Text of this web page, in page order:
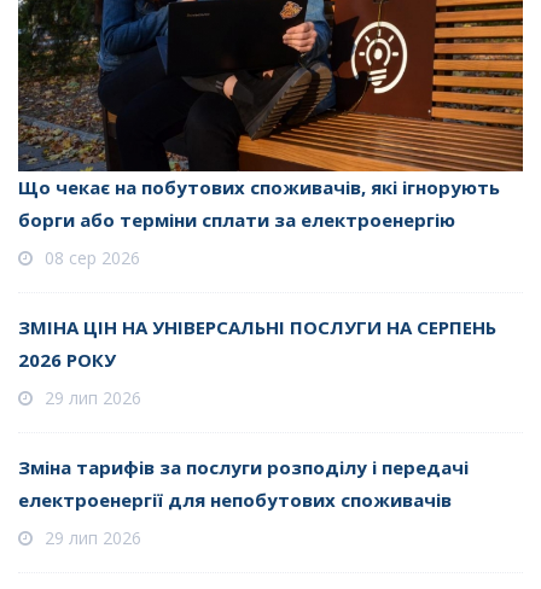
Що чекає на побутових споживачів, які ігнорують
борги або терміни сплати за електроенергію
08 сер 2026
ЗМІНА ЦІН НА УНІВЕРСАЛЬНІ ПОСЛУГИ НА СЕРПЕНЬ
2026 РОКУ
29 лип 2026
Зміна тарифів за послуги розподілу і передачі
електроенергії для непобутових споживачів
29 лип 2026